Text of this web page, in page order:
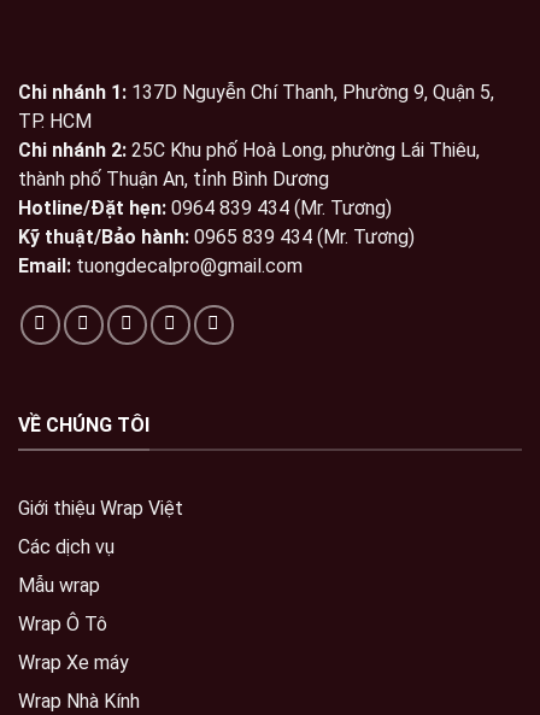
Chi nhánh 1: 137D Nguyễn Chí Thanh, Phường 9, Quận 5,
TP. HCM
Chi nhánh 2: 25C Khu phố Hoà Long, phường Lái Thiêu,
thành phố Thuận An, tỉnh Bình Dương
Hotline/Đặt hẹn: 0964 839 434 (Mr. Tương)
Kỹ thuật/Bảo hành: 0965 839 434 (Mr. Tương)
Email: tuongdecalpro@gmail.com
VỀ CHÚNG TÔI
Giới thiệu Wrap Việt
Các dịch vụ
Mẫu wrap
Wrap Ô Tô
Wrap Xe máy
Wrap Nhà Kính